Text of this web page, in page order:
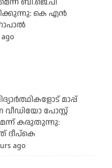
കെ എന്‍
ago
മാപ്പ്
വീഡിയോ പോസ്റ്റ്
കരുതുന്നു:
ദീപ്‌കെ
ago